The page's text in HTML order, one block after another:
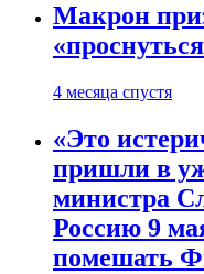
Макрон
4 месяца спустя
«Это
пришли в
министра
Россию 9
помешать